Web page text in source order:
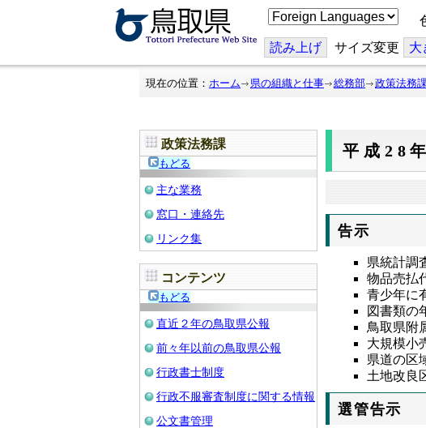
こ
の
ジ
を
翻
読み上げ サイズ変更 大
現在の位置： ホーム 県の組織と仕事 総務部 政策法務
政策法務課
もどる
主な業務
窓口・連絡先
リンク集
コンテンツ
もどる
直近２年の鳥取県公報
前々年以前の鳥取県公報
行政書士制度
行政不服審査制度に関する情報
公文書管理
平成28
告示
県統計調
物品売払
青少年に
図書類の
鳥取県附
大規模小
県道の区
土地改良
選管告示